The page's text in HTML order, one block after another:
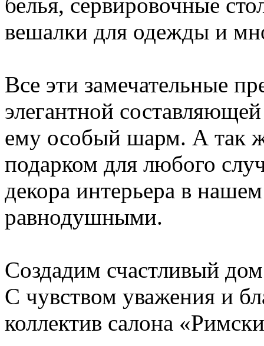
вешалки для одежды и
Все эти замечательные
элегантной
ему особый шарм. А так
подарком для любого
декора интерьера в
равнодушными.
Создадим счастливый
С чувством уважения и
коллектив салона